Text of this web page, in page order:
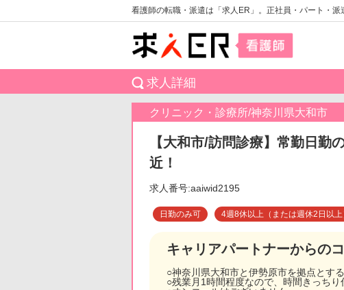
看護師の転職・派遣は「求人ER」。正社員・パート・派
求人詳細
クリニック・診療所/神奈川県大和市
【大和市/訪問診療】常勤日
近！
求人番号:aaiwid2195
日勤のみ可 4週8休以上（または週休2日以上
キャリアパートナーからの
○神奈川県大和市と伊勢原市を拠点とす
○残業月1時間程度なので、時間きっち